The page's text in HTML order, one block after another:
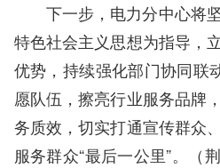
下一步，电力分中心将
特色社会主义思想为指导，
优势，持续强化部门协同联
愿队伍，擦亮行业服务品牌
务质效，切实打通宣传群众
服务群众“最后一公里”。（